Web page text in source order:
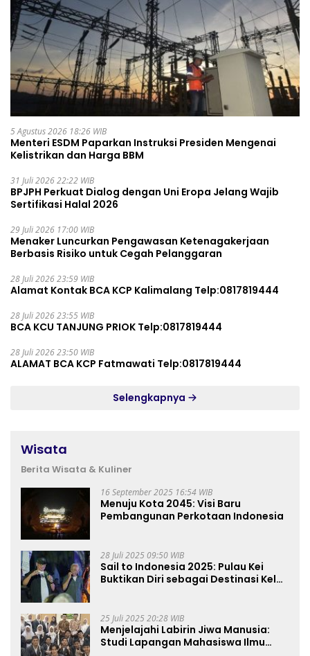
5 Agustus 2026 18:26 WIB
Menteri ESDM Paparkan Instruksi Presiden Mengenai
Kelistrikan dan Harga BBM
31 Juli 2026 22:22 WIB
BPJPH Perkuat Dialog dengan Uni Eropa Jelang Wajib
Sertifikasi Halal 2026
29 Juli 2026 17:00 WIB
Menaker Luncurkan Pengawasan Ketenagakerjaan
Berbasis Risiko untuk Cegah Pelanggaran
28 Juli 2026 23:59 WIB
Alamat Kontak BCA KCP Kalimalang Telp:0817819444
28 Juli 2026 23:55 WIB
BCA KCU TANJUNG PRIOK Telp:0817819444
28 Juli 2026 23:50 WIB
ALAMAT BCA KCP Fatmawati Telp:0817819444
Selengkapnya
Wisata
Berita Wisata & Kuliner
16 September 2025 16:54 WIB
Menuju Kota 2045: Visi Baru
Pembangunan Perkotaan Indonesia
28 Juli 2025 09:50 WIB
Sail to Indonesia 2025: Pulau Kei
Buktikan Diri sebagai Destinasi Kelas
25 Juli 2025 20:28 WIB
Menjelajahi Labirin Jiwa Manusia:
Studi Lapangan Mahasiswa Ilmu